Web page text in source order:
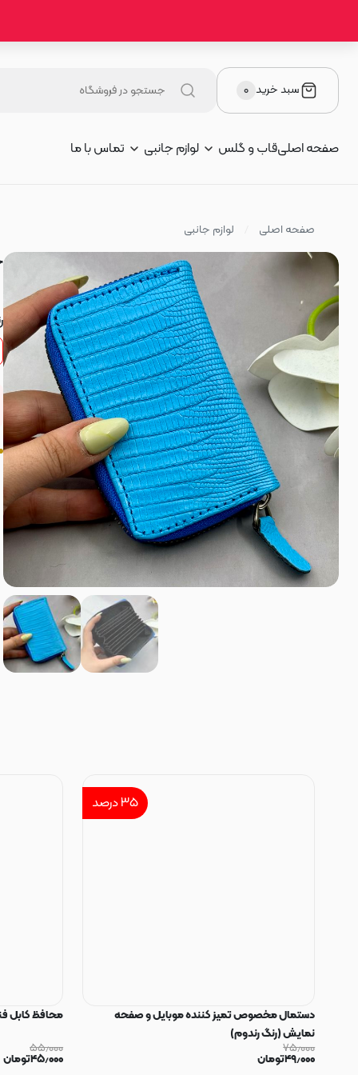
سبد خرید ۰
صفحه اصلیقاب و گلس لوازم جانبی تماس با ما
صفحه اصلی لوازم جانبی
۳۵درصد
دستمال مخصوص تمیز کننده موبایل و صفحه
نمایش (رنگ رندوم)
۷۵٫۰۰۰
۴۹٫۰۰۰تومان
محافظ کابل فنری
۵۵٫۰۰۰
۴۵٫۰۰۰تومان